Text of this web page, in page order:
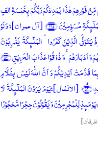
مِّنۡ فَوۡرِہِمۡ ہٰذَا یُمۡدِدۡکُمۡ رَبُّکُمۡ بِخَمۡسَۃِ اٰلٰفٍ
مِّنَ الۡمَلٰٓئِکَۃِ مُسَوِّمِیۡنَ ﴿۱۲۵﴾ [آل عمران]؛ وَ لَوۡ
یَتَوَفَّی الَّذِیۡنَ کَفَرُوا ۙ الۡمَلٰٓئِکَۃُ یَضۡرِبُوۡنَ
وُجُوۡہَہُمۡ وَ اَدۡبَارَہُمۡ ۚ وَ ذُوۡقُوۡا عَذَابَ الۡحَرِیۡقِ ﴿۵۰﴾
قَدَّمَتۡ اَیۡدِیۡکُمۡ وَ اَنَّ اللّٰہَ لَیۡسَ بِظَلَّامٍ
لِّلۡعَبِیۡدِ ﴿ۙ۵۱﴾ [الأنفال]؛یَوۡمَ یَرَوۡنَ الۡمَلٰٓئِکَۃَ لَا
لِّلۡمُجۡرِمِیۡنَ وَ یَقُوۡلُوۡنَ حِجۡرًا مَّحۡجُوۡرًا